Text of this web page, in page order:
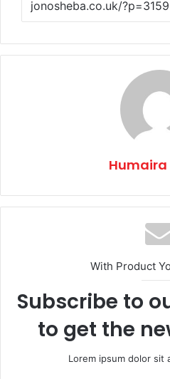
Humaira
With Product
Subscribe to
to get the
Lorem ipsum dolor sit